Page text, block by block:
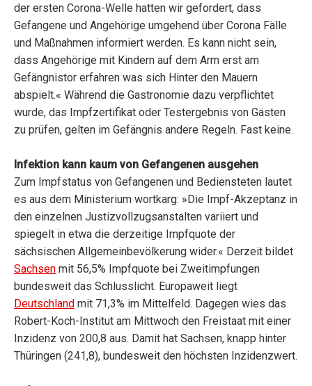
der ersten Corona-Welle hatten wir gefordert, dass
Gefangene und Angehörige umgehend über Corona Fälle
und Maßnahmen informiert werden. Es kann nicht sein,
dass Angehörige mit Kindern auf dem Arm erst am
Gefängnistor erfahren was sich Hinter den Mauern
abspielt.« Während die Gastronomie dazu verpflichtet
wurde, das Impfzertifikat oder Testergebnis von Gästen
zu prüfen, gelten im Gefängnis andere Regeln. Fast keine.
Infektion kann kaum von Gefangenen ausgehen
Zum Impfstatus von Gefangenen und Bediensteten lautet
es aus dem Ministerium wortkarg: »Die Impf-Akzeptanz in
den einzelnen Justizvollzugsanstalten variiert und
spiegelt in etwa die derzeitige Impfquote der
sächsischen Allgemeinbevölkerung wider.« Derzeit bildet
Sachsen mit 56,5% Impfquote bei Zweitimpfungen
bundesweit das Schlusslicht. Europaweit liegt
Deutschland mit 71,3% im Mittelfeld. Dagegen wies das
Robert-Koch-Institut am Mittwoch den Freistaat mit einer
Inzidenz von 200,8 aus. Damit hat Sachsen, knapp hinter
Thüringen (241,8), bundesweit den höchsten Inzidenzwert.